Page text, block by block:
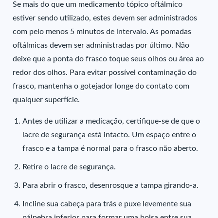
Se mais do que um medicamento tópico oftálmico
estiver sendo utilizado, estes devem ser administrados
com pelo menos 5 minutos de intervalo. As pomadas
oftálmicas devem ser administradas por último. Não
deixe que a ponta do frasco toque seus olhos ou área ao
redor dos olhos. Para evitar possível contaminação do
frasco, mantenha o gotejador longe do contato com
qualquer superfície.
Antes de utilizar a medicação, certifique-se de que o
lacre de segurança está intacto. Um espaço entre o
frasco e a tampa é normal para o frasco não aberto.
Retire o lacre de segurança.
Para abrir o frasco, desenrosque a tampa girando-a.
Incline sua cabeça para trás e puxe levemente sua